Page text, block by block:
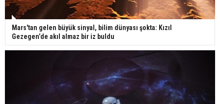
Mars'tan gelen büyük sinyal, bilim dünyası şokta: Kızıl
Gezegen’de akıl almaz bir iz buldu